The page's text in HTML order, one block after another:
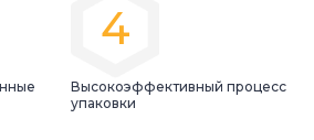
4
Высокоэффективный процесс
упаковки